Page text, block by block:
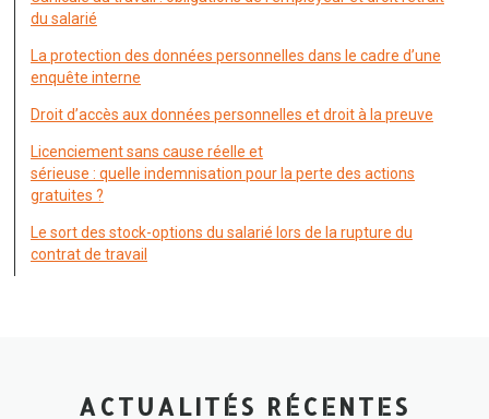
du salarié
La protection des données personnelles dans le cadre d’une
enquête interne
Droit d’accès aux données personnelles et droit à la preuve
Licenciement sans cause réelle et
sérieuse : quelle indemnisation pour la perte des actions
gratuites ?
Le sort des stock-options du salarié lors de la rupture du
contrat de travail
ACTUALITÉS RÉCENTES